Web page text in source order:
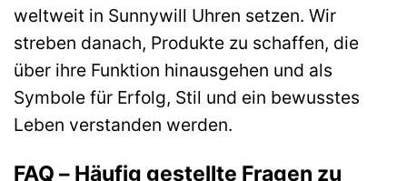
weltweit in Sunnywill Uhren setzen. Wir
streben danach, Produkte zu schaffen, die
über ihre Funktion hinausgehen und als
Symbole für Erfolg, Stil und ein bewusstes
Leben verstanden werden.
FAQ – Häufig gestellte Fragen zu